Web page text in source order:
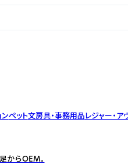
ンペット文房具・事務用品レジャー・ア
からOEM。